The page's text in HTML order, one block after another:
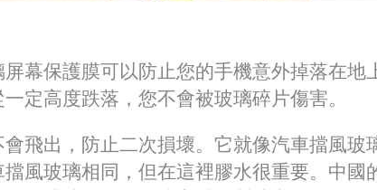
幕保護膜可以防止您的手機意外掉落在地
定高度跌落，您不會被玻璃碎片傷害。
飛出，防止二次損壞。它就像汽車擋風玻
風玻璃相同，但在這裡膠水很重要。中國